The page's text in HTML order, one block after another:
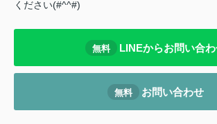
ください(#^^#)
無料 LINEからお問い合
無料 お問い合わせ